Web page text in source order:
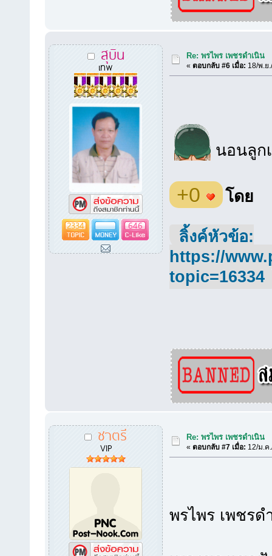
สุบิน
เทพ
2334 646
Re: พรไพร เพชรดำเนิน
«ตอบกลับ #6 เมื่อ: 18/พ.ย
นอนลูก
+0 โดย
ลิ้งค์หัวข้อ:
https://
topic=16334
ชาตรี
VIP
Re: พรไพร เพชรดำเนิน
«ตอบกลับ #7 เมื่อ: 12/ม.ค
พรไพร เพชร